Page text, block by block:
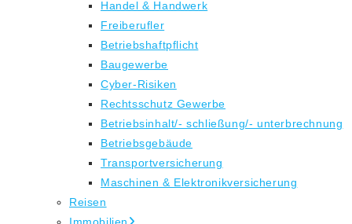
Handel & Handwerk
Freiberufler
Betriebshaftpflicht
Baugewerbe
Cyber-Risiken
Rechtsschutz Gewerbe
Betriebsinhalt/- schließung/- unterbrechnung
Betriebsgebäude
Transportversicherung
Maschinen & Elektronikversicherung
Reisen